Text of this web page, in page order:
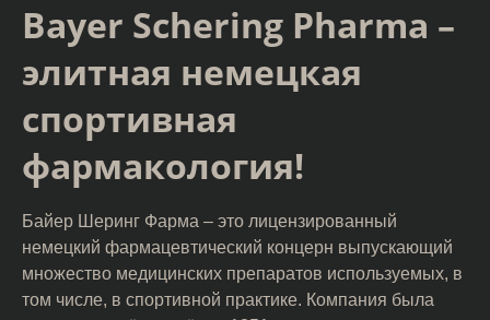
Bayer Schering Pharma –
элитная немецкая
спортивная
фармакология!
Байер Шеринг Фарма – это лицензированный
немецкий фармацевтический концерн выпускающий
множество медицинских препаратов используемых, в
том числе, в спортивной практике. Компания была